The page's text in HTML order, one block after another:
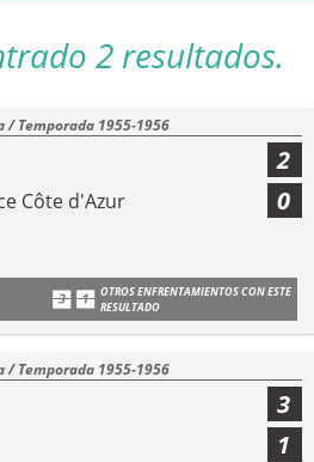
2 resultados.
/ Temporada 1955-1956
2
Côte d'Azur 0
OTROS ENFRENTAMIENTOS CON ESTE
RESULTADO
/ Temporada 1955-1956
3
1